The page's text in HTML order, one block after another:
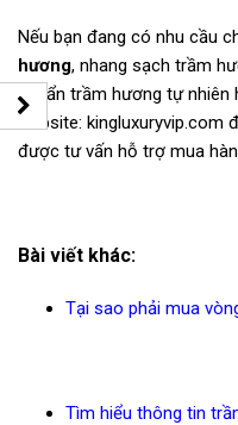
Nếu bạn đang có nhu cầu
hương, nhang sạch trầm
chuẩn trầm hương tự nhiên
website: kingluxuryvip.com
được tư vấn hỗ trợ mua
Bài viết khác:
Tại sao phải mua
Tìm hiểu thông tin